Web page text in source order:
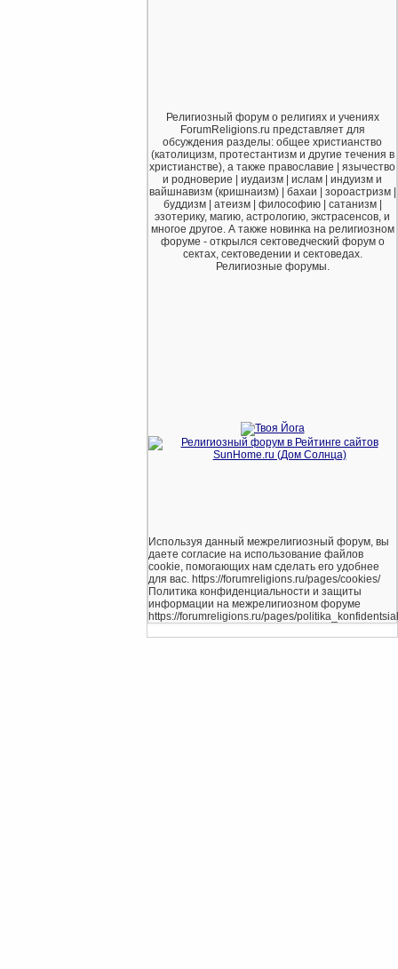
Религиозный форум о религиях и учениях
ForumReligions.ru представляет для
обсуждения разделы: общее христианство
(католицизм, протестантизм и другие течения в
христианстве), а также православие | язычество
и родноверие | иудаизм | ислам | индуизм и
вайшнавизм (кришнаизм) | бахаи | зороастризм |
буддизм | атеизм | философию | сатанизм |
эзотерику, магию, астрологию, экстрасенсов, и
многое другое. А также новинка на религиозном
форуме - открылся сектоведческий форум о
сектах, сектоведении и сектоведах.
Религиозные форумы.
Используя данный межрелигиозный форум, вы
даете согласие на использование файлов
cookie, помогающих нам сделать его удобнее
для вас. https://forumreligions.ru/pages/cookies/
Политика конфиденциальности и защиты
информации на межрелигиозном форуме
https://forumreligions.ru/pages/